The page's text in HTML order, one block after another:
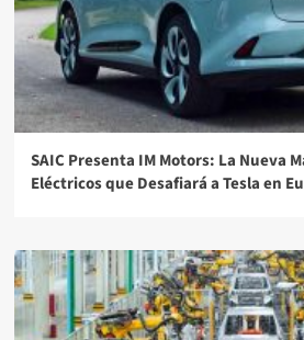
SAIC Presenta IM Motors: La Nueva
Eléctricos que Desafiará a Tesla en